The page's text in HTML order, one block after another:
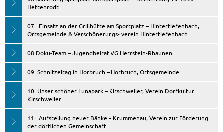
Hettenrodt
07 Einsatz an der Grillhütte am Sportplatz – Hintertiefenbach,
Ortsgemeinde & Verschönerungs- verein Hintertiefenbach
08 Doku-Team – Jugendbeirat VG Herrstein-Rhaunen
09 Schnitzeltag in Horbruch – Horbruch, Ortsgemeinde
10 Unser schöner Lunapark – Kirschweiler, Verein Dorfkultur
Kirschweiler
11 Aufstellung neuer Bänke – Krummenau, Verein zur Förderung
der dörflichen Gemeinschaft